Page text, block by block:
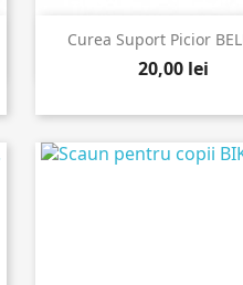
Curea Suport Picior
20,00 lei
 Vizualizare